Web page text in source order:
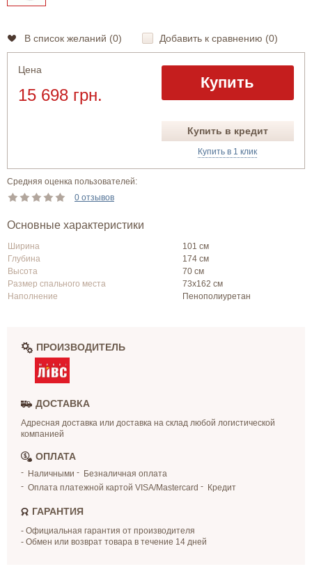
В список желаний (0) Добавить к сравнению (0)
Цена
15 698 грн.
Купить
Купить в кредит
Купить в 1 клик
Средняя оценка пользователей:
0 отзывов
Основные характеристики
Ширина
101 см
Глубина
174 см
Высота
70 см
Размер спального места
73х162 см
Наполнение
Пенополиуретан
ПРОИЗВОДИТЕЛЬ
ДОСТАВКА
Адресная доставка или доставка на склад любой логистической
компанией
ОПЛАТА
Наличными
Безналичная оплата
Оплата платежной картой VISA/Mastercard
Кредит
ГАРАНТИЯ
- Официальная гарантия от производителя
- Обмен или возврат товара в течение 14 дней